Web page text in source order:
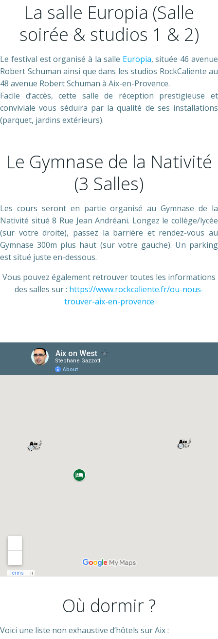
La salle Europia (Salle
soirée & studios 1 & 2)
Le festival est organisé à la salle Europia, située 46 avenue
Robert Schuman ainsi que dans les studios RockCaliente au
48 avenue Robert Schuman à Aix-en-Provence.
Facile d’accès, cette salle de réception prestigieuse et
conviviale vous séduira par la qualité de ses installations
(parquet, jardins extérieurs).
Le Gymnase de la Nativité
(3 Salles)
Les cours seront en partie organisé au Gymnase de la
Nativité situé 8 Rue Jean Andréani. Longez le collège/lycée
(sur votre droite), passez la barrière et rendez-vous au
Gymnase 300m plus haut (sur votre gauche). Un parking
est situé juste en-dessous.
Vous pouvez également retrouver toutes les informations
des salles sur : https://www.rockcaliente.fr/ou-nous-
trouver-aix-en-provence
Où dormir ?
Voici une liste non exhaustive d’hôtels sur Aix :